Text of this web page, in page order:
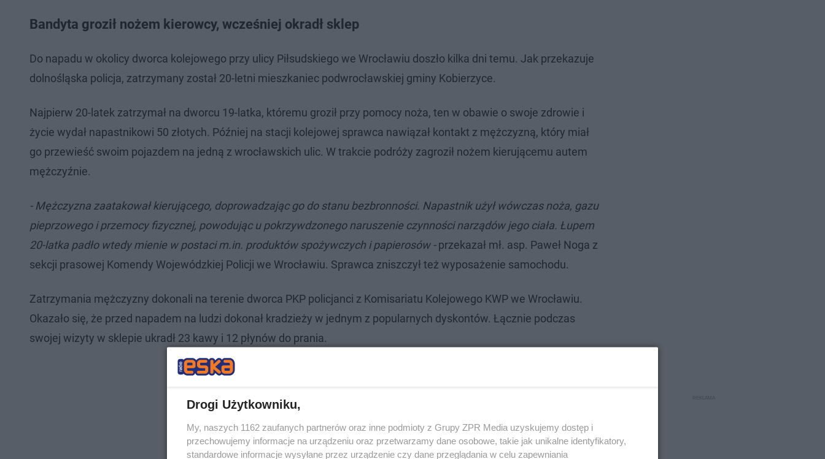
Bandyta groził nożem kierowcy, wcześniej okradł sklep
Do napadu w okolicy dworca kolejowego przy ulicy Piłsudskiego we Wrocławiu doszło kilka dni temu. Jak przekazuje
dolnośląska policja, zatrzymany został 20-letni mieszkaniec podwrocławskiej gminy Kobierzyce.
Najpierw 20-latek zatrzymał na dworcu 19-latka, któremu groził przy pomocy noża, ten w obawie o swoje zdrowie i
życie wydał napastnikowi 50 złotych. Później na stacji kolejowej sprawca nawiązał kontakt z mężczyzną, który miał
go przewieść swoim pojazdem na jedną z wrocławskich ulic. W trakcie podróży zagroził nożem kierującemu autem
mężczyźnie.
- Mężczyzna zaatakował kierującego, doprowadzając go do stanu bezbronności. Napastnik użył wówczas noża, gazu
pieprzowego i przemocy fizycznej, powodując u pokrzywdzonego naruszenie czynności narządów jego ciała. Łupem
20-latka padło wtedy mienie w postaci m.in. produktów spożywczych i papierosów -przekazał mł. asp. Paweł Noga z
sekcji prasowej Komendy Wojewódzkiej Policji we Wrocławiu. Sprawca zniszczył też wyposażenie samochodu.
Zatrzymania mężczyzny dokonali na terenie dworca PKP policjanci z Komisariatu Kolejowego KWP we Wrocławiu.
Okazało się, że przed napadem na ludzi dokonał kradzieży w jednym z popularnych dyskontów. Łącznie podczas
swojej wizyty w sklepie ukradł 23 kawy i 12 płynów do prania.
Drogi Użytkowniku,
My, naszych 1162 zaufanych partnerów oraz inne podmioty z Grupy ZPR Media uzyskujemy dostęp i
przechowujemy informacje na urządzeniu oraz przetwarzamy dane osobowe, takie jak unikalne identyfikatory,
standardowe informacje wysyłane przez urządzenie czy dane przeglądania w celu zapewniania